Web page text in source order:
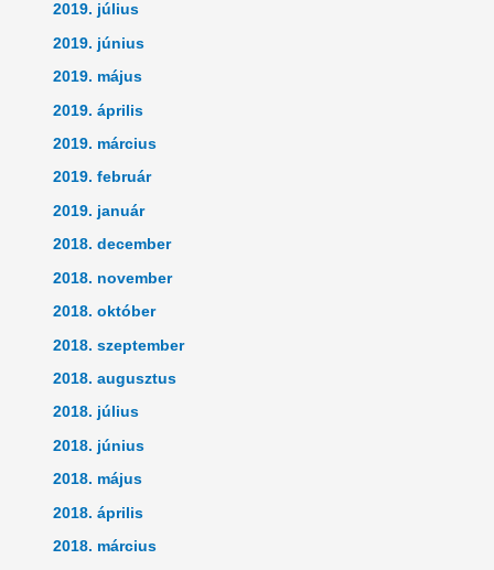
2019. július
2019. június
2019. május
2019. április
2019. március
2019. február
2019. január
2018. december
2018. november
2018. október
2018. szeptember
2018. augusztus
2018. július
2018. június
2018. május
2018. április
2018. március